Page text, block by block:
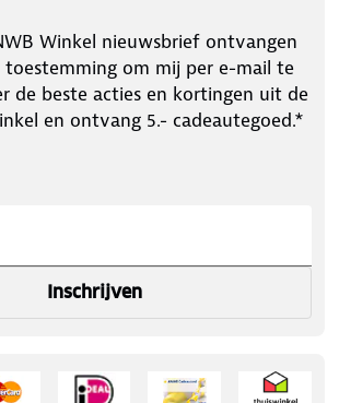
Winkel nieuwsbrief ontvangen
toestemming om mij per e-mail te
de beste acties en kortingen uit de
en ontvang 5.- cadeautegoed.*
Inschrijven